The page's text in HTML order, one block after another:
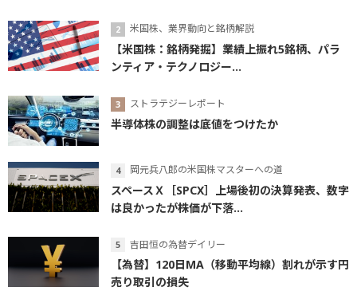
米国株、業界動向と銘柄解説
【米国株：銘柄発掘】業績上振れ5銘柄、パラ
ンティア・テクノロジー...
ストラテジーレポート
半導体株の調整は底値をつけたか
岡元兵八郎の米国株マスターへの道
スペースＸ［SPCX］上場後初の決算発表、数字
は良かったが株価が下落...
吉田恒の為替デイリー
【為替】120日MA（移動平均線）割れが示す円
売り取引の損失